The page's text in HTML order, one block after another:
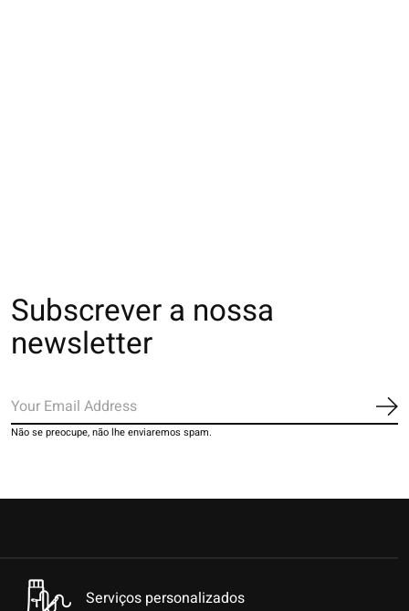
Subscrever a nossa
newsletter
Não se preocupe, não lhe enviaremos spam.
Serviços personalizados